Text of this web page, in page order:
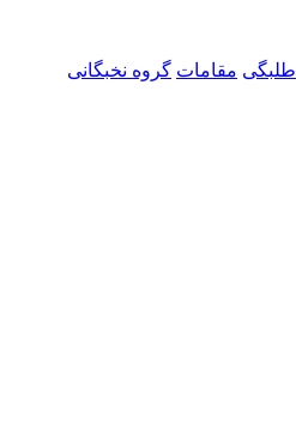
طلبگی مقامات گروه نخبگانی